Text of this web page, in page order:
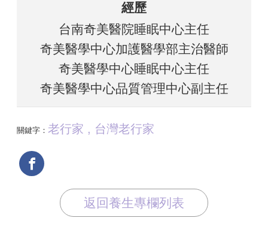
經歷
台南奇美醫院睡眠中心主任
奇美醫學中心加護醫學部主治醫師
奇美醫學中心睡眠中心主任
奇美醫學中心品質管理中心副主任
關鍵字： 老行家 , 台灣老行家
返回養生專欄列表